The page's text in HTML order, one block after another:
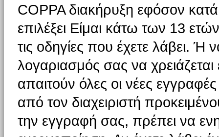
COPPA διακήρυξη εφόσον κατά
επιλέξει Είμαι κάτω των 13
τις οδηγίες που έχετε λάβει. Ή
λογαριασμός σας να
απαιτούν όλες οι νέες
από τον διαχειριστή
την εγγραφή σας, πρέπει να